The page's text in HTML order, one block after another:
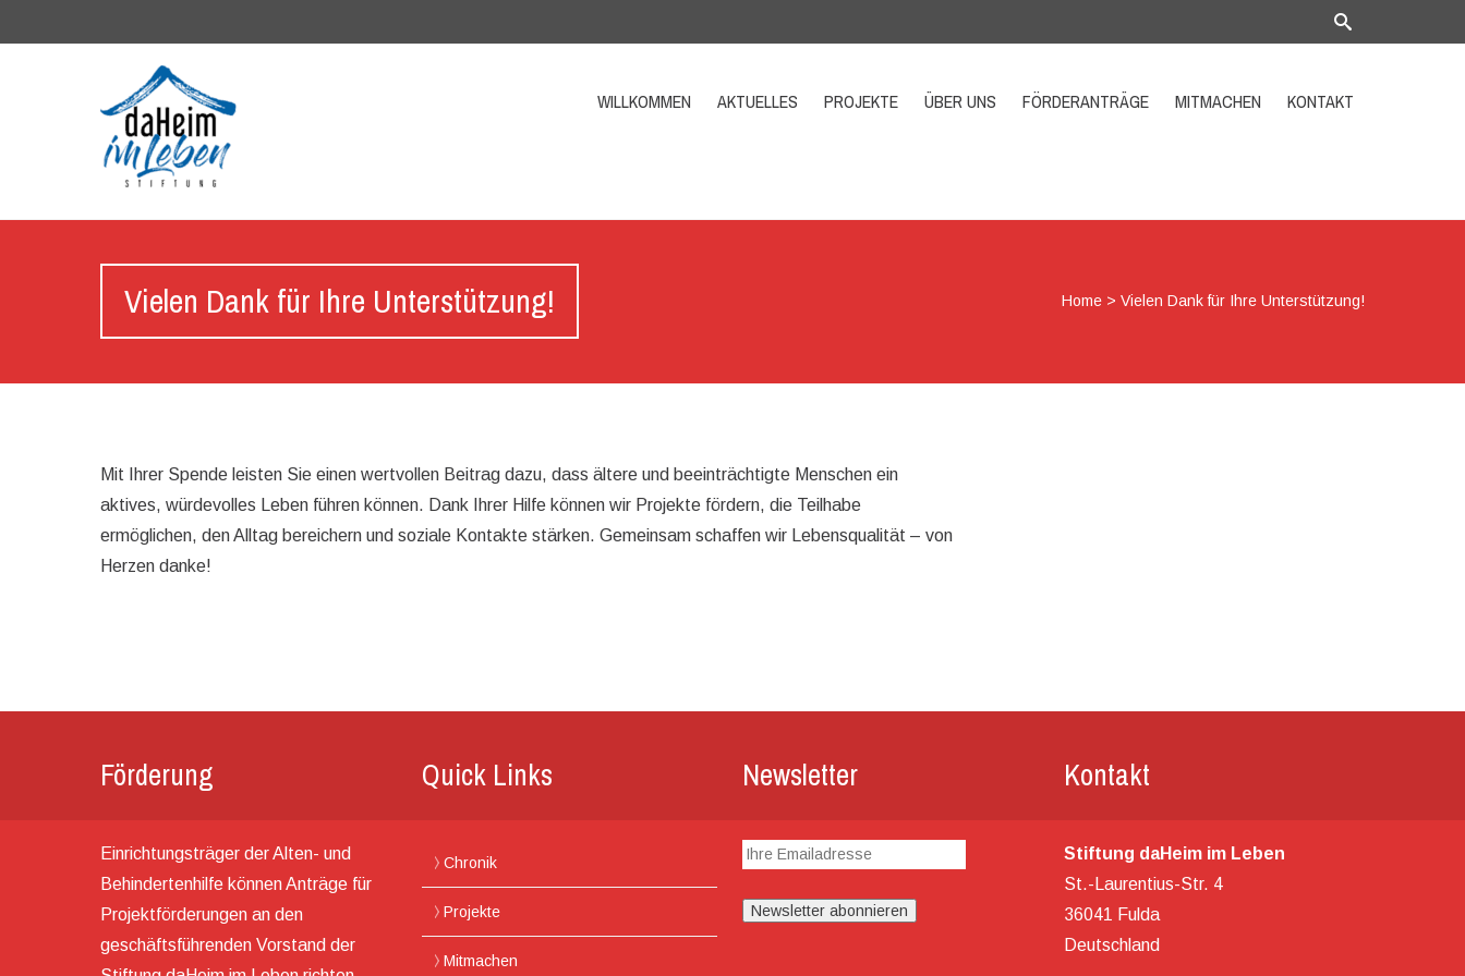
WILLKOMMEN AKTUELLES PROJEKTE ÜBER UNS FÖRDERANTRÄGE MITMACHEN KONTAKT
Vielen Dank für Ihre Unterstützung! Home >Vielen Dank für Ihre Unterstützung!
Mit Ihrer Spende leisten Sie einen wertvollen Beitrag dazu, dass ältere und beeinträchtigte Menschen ein
aktives, würdevolles Leben führen können. Dank Ihrer Hilfe können wir Projekte fördern, die Teilhabe
ermöglichen, den Alltag bereichern und soziale Kontakte stärken. Gemeinsam schaffen wir Lebensqualität – von
Herzen danke!
Förderung
Einrichtungsträger der Alten- und
Behindertenhilfe können Anträge für
Projektförderungen an den
geschäftsführenden Vorstand der
Quick Links
Chronik
Projekte
Mitmachen
Newsletter Kontakt
Stiftung daHeim im Leben
St.-Laurentius-Str. 4
36041 Fulda
Deutschland